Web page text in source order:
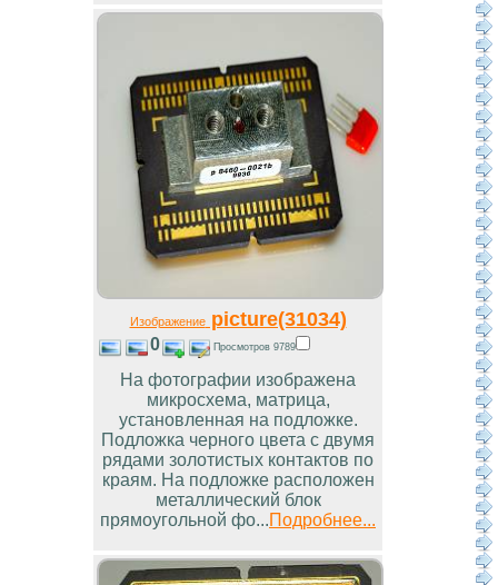
Изображениеpicture(31034)
0 Просмотров 9789
На фотографии изображена
микросхема, матрица,
установленная на подложке.
Подложка черного цвета с двумя
рядами золотистых контактов по
краям. На подложке расположен
металлический блок
прямоугольной фо...Подробнее...